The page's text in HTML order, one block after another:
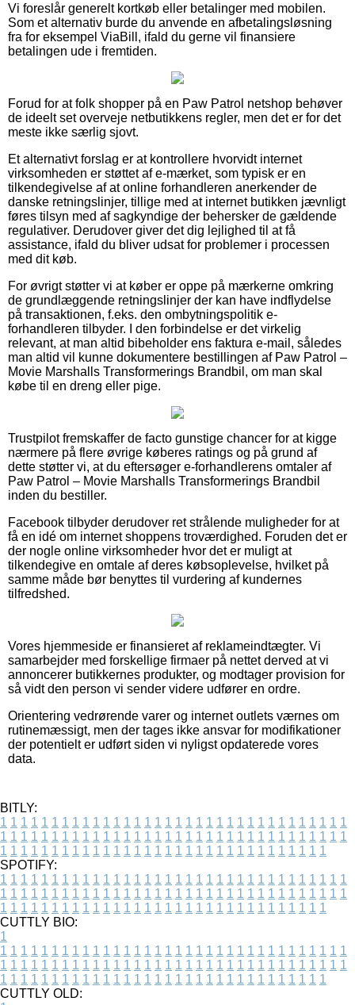
Vi foreslår generelt kortkøb eller betalinger med mobilen.
Som et alternativ burde du anvende en afbetalingsløsning
fra for eksempel ViaBill, ifald du gerne vil finansiere
betalingen ude i fremtiden.
Forud for at folk shopper på en Paw Patrol netshop behøver
de ideelt set overveje netbutikkens regler, men det er for det
meste ikke særlig sjovt.
Et alternativt forslag er at kontrollere hvorvidt internet
virksomheden er støttet af e-mærket, som typisk er en
tilkendegivelse af at online forhandleren anerkender de
danske retningslinjer, tillige med at internet butikken jævnligt
føres tilsyn med af sagkyndige der behersker de gældende
regulativer. Derudover giver det dig lejlighed til at få
assistance, ifald du bliver udsat for problemer i processen
med dit køb.
For øvrigt støtter vi at køber er oppe på mærkerne omkring
de grundlæggende retningslinjer der kan have indflydelse
på transaktionen, f.eks. den ombytningspolitik e-
forhandleren tilbyder. I den forbindelse er det virkelig
relevant, at man altid bibeholder ens faktura e-mail, således
man altid vil kunne dokumentere bestillingen af Paw Patrol –
Movie Marshalls Transformerings Brandbil, om man skal
købe til en dreng eller pige.
Trustpilot fremskaffer de facto gunstige chancer for at kigge
nærmere på flere øvrige køberes ratings og på grund af
dette støtter vi, at du eftersøger e-forhandlerens omtaler af
Paw Patrol – Movie Marshalls Transformerings Brandbil
inden du bestiller.
Facebook tilbyder derudover ret strålende muligheder for at
få en idé om internet shoppens troværdighed. Foruden det er
der nogle online virksomheder hvor det er muligt at
tilkendegive en omtale af deres købsoplevelse, hvilket på
samme måde bør benyttes til vurdering af kundernes
tilfredshed.
Vores hjemmeside er finansieret af reklameindtægter. Vi
samarbejder med forskellige firmaer på nettet derved at vi
annoncerer butikkernes produkter, og modtager provision for
så vidt den person vi sender videre udfører en ordre.
Orientering vedrørende varer og internet outlets værnes om
rutinemæssigt, men der tages ikke ansvar for modifikationer
der potentielt er udført siden vi nyligst opdaterede vores
data.
BITLY:
1 1 1 1 1 1 1 1 1 1 1 1 1 1 1 1 1 1 1 1 1 1 1 1 1 1 1 1 1 1 1 1 1 1
1 1 1 1 1 1 1 1 1 1 1 1 1 1 1 1 1 1 1 1 1 1 1 1 1 1 1 1 1 1 1 1 1 1
1 1 1 1 1 1 1 1 1 1 1 1 1 1 1 1 1 1 1 1 1 1 1 1 1 1 1 1 1 1 1 1
SPOTIFY:
1 1 1 1 1 1 1 1 1 1 1 1 1 1 1 1 1 1 1 1 1 1 1 1 1 1 1 1 1 1 1 1 1 1
1 1 1 1 1 1 1 1 1 1 1 1 1 1 1 1 1 1 1 1 1 1 1 1 1 1 1 1 1 1 1 1 1 1
1 1 1 1 1 1 1 1 1 1 1 1 1 1 1 1 1 1 1 1 1 1 1 1 1 1 1 1 1 1 1 1
CUTTLY BIO:
1
1 1 1 1 1 1 1 1 1 1 1 1 1 1 1 1 1 1 1 1 1 1 1 1 1 1 1 1 1 1 1 1 1 1
1 1 1 1 1 1 1 1 1 1 1 1 1 1 1 1 1 1 1 1 1 1 1 1 1 1 1 1 1 1 1 1 1 1
1 1 1 1 1 1 1 1 1 1 1 1 1 1 1 1 1 1 1 1 1 1 1 1 1 1 1 1 1 1 1 1
CUTTLY OLD: